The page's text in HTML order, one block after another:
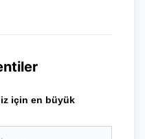
için en büyük